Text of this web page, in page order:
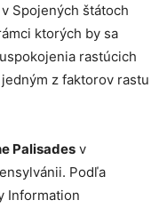
Spojených štátoch
ktorých by sa
rastúcich
z faktorov rastu
Palisades v
Podľa
Information